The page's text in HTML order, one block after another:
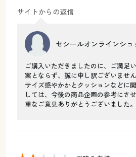
サイトからの返信
セシールオンラインショ
ご購入いただきましたのに、ご満足
案とならず、誠に申し訳ございませ
サイズ感やかかとクッションなどに
しては、今後の商品企画の参考にさ
重なご意見ありがとうございました。